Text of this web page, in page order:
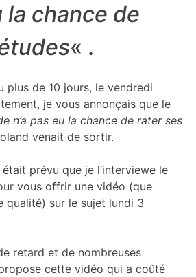
la chance de
« .
plus de 10 jours, le vendredi
je vous annonçais que le
n’a pas eu la chance de rater ses
venait de sortir.
prévu que je l’interviewe le
vous offrir une vidéo (que
qualité) sur le sujet lundi 3
retard et de nombreuses
cette vidéo qui a coûté